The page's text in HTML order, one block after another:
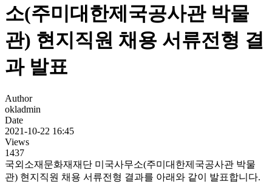
소(주미대한제국공사관 박물
관) 현지직원 채용 서류전형 결
과 발표
Author
okladmin
Date
2021-10-22 16:45
Views
1437
국외소재문화재재단 미국사무소(주미대한제국공사관 박물
관) 현지직원 채용 서류전형 결과를 아래와 같이 발표합니다.